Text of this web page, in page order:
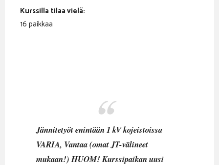
Kurssilla tilaa vielä:
16 paikkaa
Jännitetyöt enintään 1 kV kojeistoissa
VARIA, Vantaa (omat JT-välineet
mukaan!) HUOM! Kurssipaikan uusi